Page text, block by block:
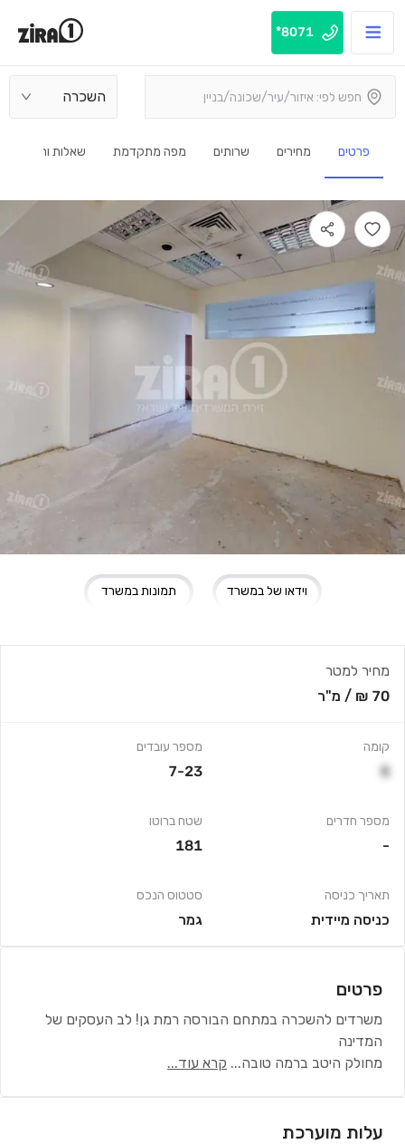
8071*
השכרה
פרטים מחירים שרותים מפה מתקדמת שאלות ותשובות
תמונות במשרד וידאו של במשרד
מחיר למטר
70 ₪
/ מ"ר
קומה
5
מספר חדרים
-
תאריך כניסה
כניסה מיידית
מספר עובדים
7-23
שטח ברוטו
181
סטטוס הנכס
גמר
פרטים
משרדים להשכרה במתחם הבורסה רמת גן! לב העסקים של
המדינה
מחולק היטב ברמה טובה... קרא עוד...
עלות מוערכת